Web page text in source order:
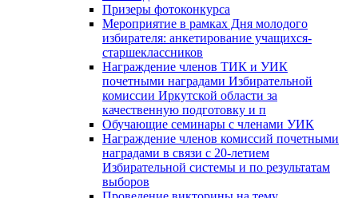
Призеры фотоконкурса
Мероприятие в рамках Дня молодого
избирателя: анкетирование учащихся-
старшеклассников
Награждение членов ТИК и УИК
почетными наградами Избирательной
комиссии Иркутской области за
качественную подготовку и п
Обучающие семинары с членами УИК
Награждение членов комиссий почетными
наградами в связи с 20-летием
Избирательной системы и по результатам
выборов